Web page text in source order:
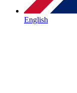
English